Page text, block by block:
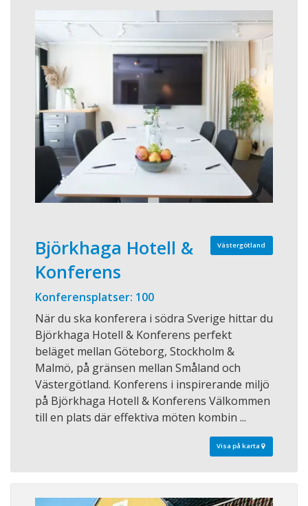
Västergötland
Björkhaga Hotell &
Konferens
Konferensplatser: 100
När du ska konferera i södra Sverige hittar du
Björkhaga Hotell & Konferens perfekt
beläget mellan Göteborg, Stockholm &
Malmö, på gränsen mellan Småland och
Västergötland. Konferens i inspirerande miljö
på Björkhaga Hotell & Konferens Välkommen
till en plats där effektiva möten kombin ...
Visa på karta